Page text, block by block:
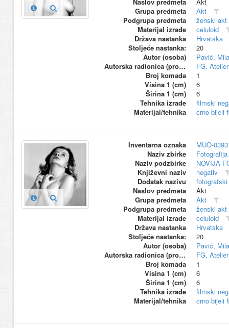
Grupa predmeta
Akt
Podgrupa predmeta
ženski akt
Materijal izrade
celuloid
Država nastanka
Hrvatska
Stoljeće nastanka:
20
Autor (osoba)
Pavić,
Autorska radionica (proizvođač)
FG.
Broj komada
1
Visina 1 (cm)
6
Širina 1 (cm)
6
Tehnika izrade
filmski
Materijal/tehnika
crno bijeli
Inventarna oznaka
MUO-
Naziv zbirke
Naziv podzbirke
NOVIJA
Književni naziv
negativ
Dodatak nazivu
Naslov predmeta
Akt
Grupa predmeta
Akt
Podgrupa predmeta
ženski akt
Materijal izrade
celuloid
Država nastanka
Hrvatska
Stoljeće nastanka:
20
Autor (osoba)
Pavić,
Autorska radionica (proizvođač)
FG.
Broj komada
1
Visina 1 (cm)
6
Širina 1 (cm)
6
Tehnika izrade
filmski
Materijal/tehnika
crno bijeli